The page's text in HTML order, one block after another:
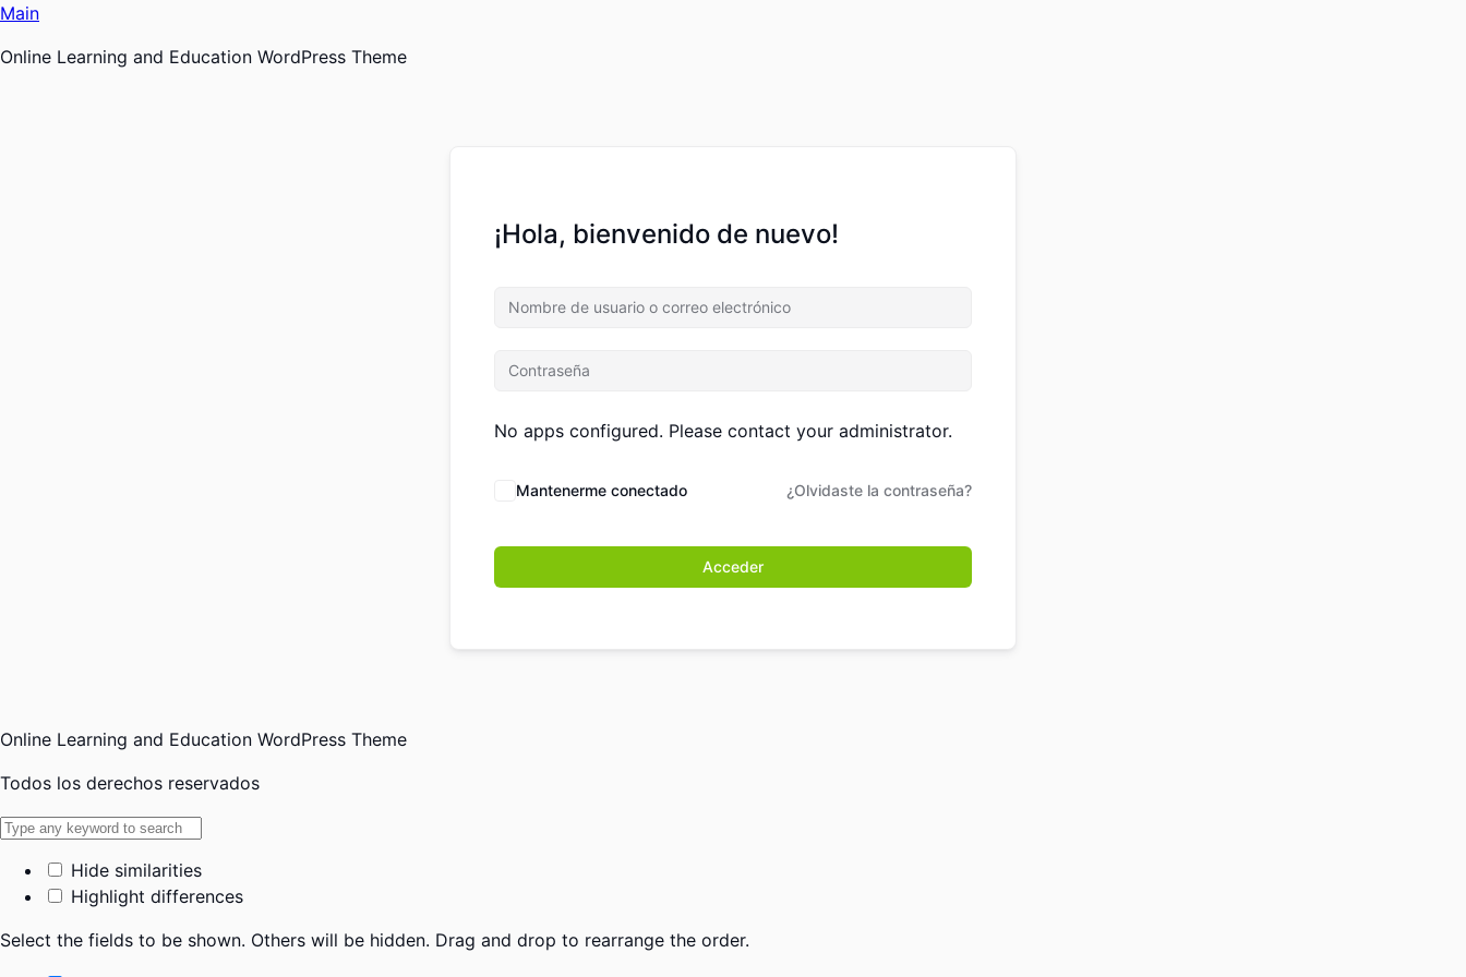
Ir
contenido
Main
Online Learning and Education WordPress Theme
¡Hola, bienvenido de nuevo!
No apps configured. Please contact your administrator.
Mantenerme conectado ¿Olvidaste la contraseña?
Acceder
Online Learning and Education WordPress Theme
Todos los derechos reservados
Hide similarities
Highlight differences
Select the fields to be shown. Others will be hidden. Drag and drop to rearrange the order.